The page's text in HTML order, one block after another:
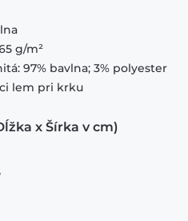
g/m²
97% bavlna; 3% polyester
lem pri krku
x Šírka v cm)